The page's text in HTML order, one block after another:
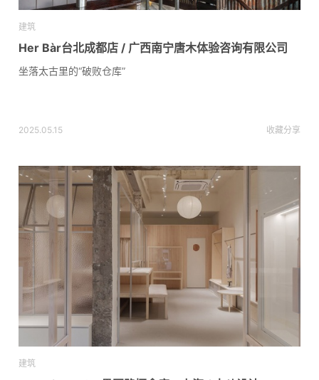
建筑
Her Bàr台北成都店 / 广西南宁唐木体验咨询有限公司
坐落太古里的“破败仓库”
2025.05.15 收藏分享
建筑